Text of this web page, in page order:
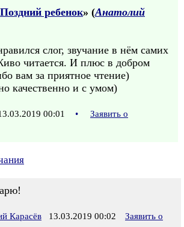
Поздний ребенок» (Анатолий
слог, звучание в нём самих
читается. И плюс в добром
вам за приятное чтение)
качественно и с умом)
00:01 •
Заявить о
Карасёв 13.03.2019 00:02
Заявить о